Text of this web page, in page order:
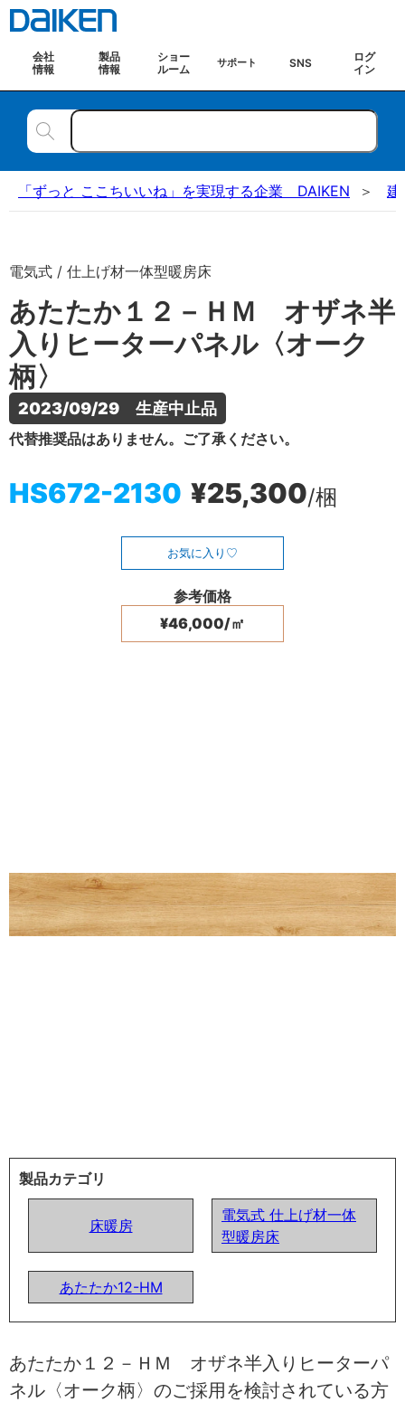
会社
情報
製品
情報
ショー
ルーム
サポート SNS
ログ
イン
「ずっと ここちいいね」を実現する企業 DAIKEN 建
電気式 / 仕上げ材一体型暖房床
あたたか１２－ＨＭ オザネ半
入りヒーターパネル〈オーク
柄〉
2023/09/29　生産中止品
代替推奨品はありません。ご了承ください。
HS672-2130 ¥25,300/梱
お気に入り
参考価格
¥46,000/㎡
製品カテゴリ
床暖房
電気式 仕上げ材一体
型暖房床
あたたか12-HM
あたたか１２－ＨＭ オザネ半入りヒーターパ
ネル〈オーク柄〉のご採用を検討されている方